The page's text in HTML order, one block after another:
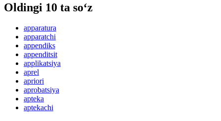
Oldingi 10 ta so‘z
apparatura
apparatchi
appendiks
appenditsit
applikatsiya
aprel
apriori
aprobatsiya
apteka
aptekachi